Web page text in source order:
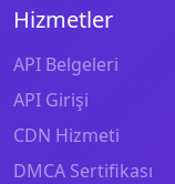
Hizmetler
API Belgeleri
API Girişi
CDN Hizmeti
DMCA Sertifikası